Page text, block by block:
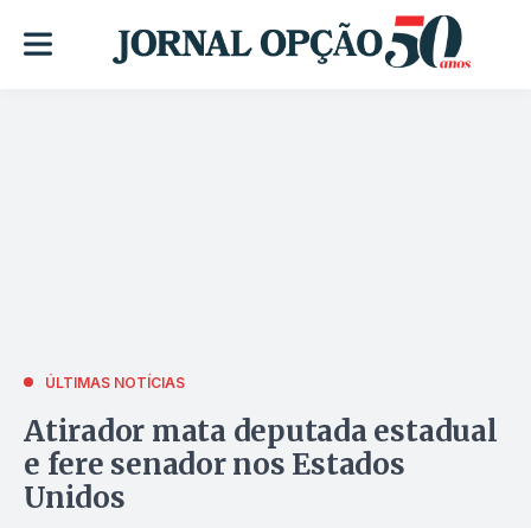
ÚLTIMAS NOTÍCIAS
Atirador mata deputada estadual
e fere senador nos Estados
Unidos